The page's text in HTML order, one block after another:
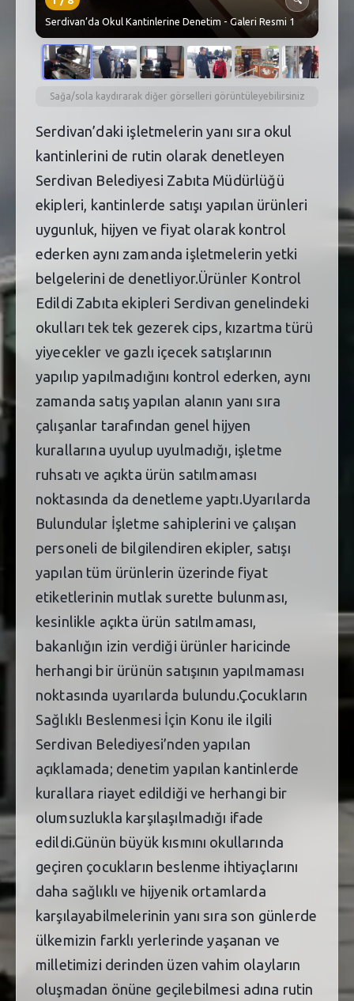
Serdivan’da Okul Kantinlerine Denetim - Galeri Resmi 1
Sağa/sola kaydırarak diğer görselleri görüntüleyebilirsiniz
Serdivan’daki işletmelerin yanı sıra okul
kantinlerini de rutin olarak denetleyen
Serdivan Belediyesi Zabıta Müdürlüğü
ekipleri, kantinlerde satışı yapılan ürünleri
uygunluk, hijyen ve fiyat olarak kontrol
ederken aynı zamanda işletmelerin yetki
belgelerini de denetliyor.Ürünler Kontrol
Edildi Zabıta ekipleri Serdivan genelindeki
okulları tek tek gezerek cips, kızartma türü
yiyecekler ve gazlı içecek satışlarının
yapılıp yapılmadığını kontrol ederken, aynı
zamanda satış yapılan alanın yanı sıra
çalışanlar tarafından genel hijyen
kurallarına uyulup uyulmadığı, işletme
ruhsatı ve açıkta ürün satılmaması
noktasında da denetleme yaptı.Uyarılarda
Bulundular İşletme sahiplerini ve çalışan
personeli de bilgilendiren ekipler, satışı
yapılan tüm ürünlerin üzerinde fiyat
etiketlerinin mutlak surette bulunması,
kesinlikle açıkta ürün satılmaması,
bakanlığın izin verdiği ürünler haricinde
herhangi bir ürünün satışının yapılmaması
noktasında uyarılarda bulundu.Çocukların
Sağlıklı Beslenmesi İçin Konu ile ilgili
Serdivan Belediyesi’nden yapılan
açıklamada; denetim yapılan kantinlerde
kurallara riayet edildiği ve herhangi bir
olumsuzlukla karşılaşılmadığı ifade
edildi.Günün büyük kısmını okullarında
geçiren çocukların beslenme ihtiyaçlarını
daha sağlıklı ve hijyenik ortamlarda
karşılayabilmelerinin yanı sıra son günlerde
ülkemizin farklı yerlerinde yaşanan ve
milletimizi derinden üzen vahim olayların
oluşmadan önüne geçilebilmesi adına rutin